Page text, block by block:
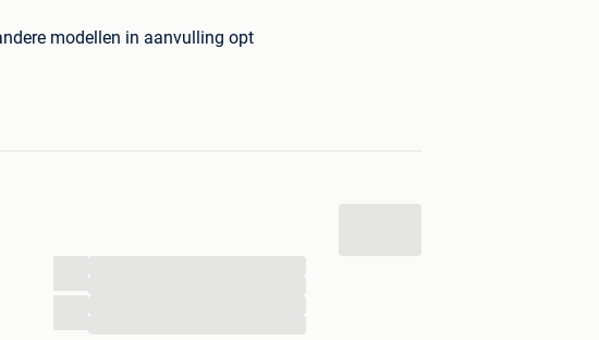
modellen in aanvulling opt